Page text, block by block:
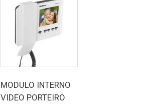
MODULO INTERNO
VIDEO PORTEIRO